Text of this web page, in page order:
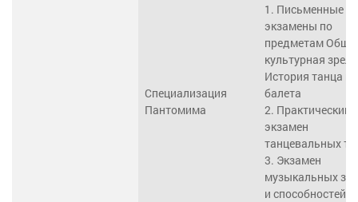
Специализация
Пантомима
1. Письменные
экзамены по
предметам
культурная
История танца и
балета
2. Практический
экзамен
танцевальных
3. Экзамен
музыкальных
и способностей